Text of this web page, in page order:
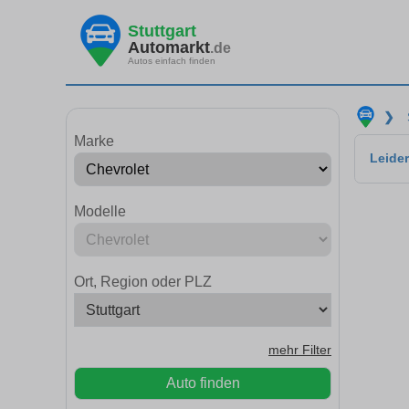
Stuttgart
Automarkt.de
Autos einfach finden
Marke
Modelle
Ort, Region oder PLZ
mehr Filter
Auto finden
❯